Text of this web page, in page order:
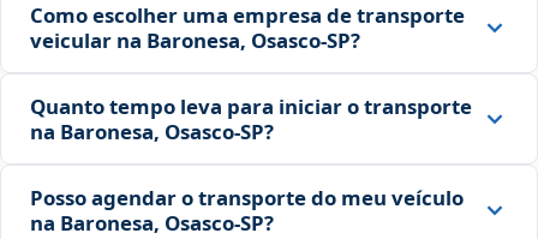
Como escolher uma empresa de transporte
veicular na Baronesa, Osasco‑SP?
Quanto tempo leva para iniciar o transporte
na Baronesa, Osasco‑SP?
Posso agendar o transporte do meu veículo
na Baronesa, Osasco‑SP?